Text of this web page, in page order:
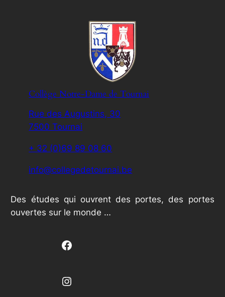
Collège Notre-Dame de Tournai
Rue des Augustins, 30
7500 Tournai
+ 32 (0)69 89 08 60
info@collegedetournai.be
Des études qui ouvrent des portes, des portes
ouvertes sur le monde …
Facebook
Instagram